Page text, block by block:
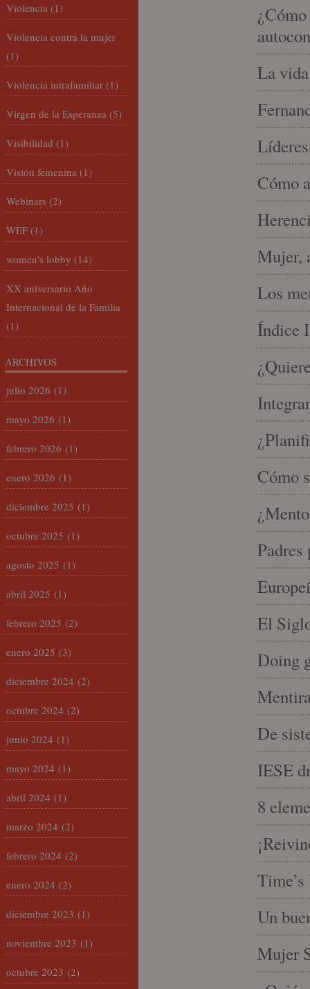
La
Cómo
Mujer,
Los
Índice
Cómo
Padres
El
Doing
De
IESE
8
Un
Mujer
Violencia (1)
Violencia contra la mujer
(1)
Violencia intrafamiliar (1)
Virgen de la Esperanza (5)
Visibilidad (1)
Visión femenina (1)
Webinars (2)
WEF (1)
women's lobby (14)
XX aniversario Año
Internacional de la Familia
(1)
ARCHIVOS
julio 2026 (1)
mayo 2026 (1)
febrero 2026 (1)
enero 2026 (1)
diciembre 2025 (1)
octubre 2025 (1)
agosto 2025 (1)
abril 2025 (1)
febrero 2025 (2)
enero 2025 (3)
diciembre 2024 (2)
octubre 2024 (2)
junio 2024 (1)
mayo 2024 (1)
abril 2024 (1)
marzo 2024 (2)
febrero 2024 (2)
enero 2024 (2)
diciembre 2023 (1)
noviembre 2023 (1)
octubre 2023 (2)